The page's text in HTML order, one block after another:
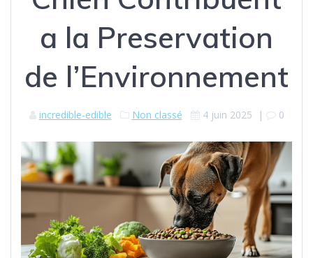
a la Preservation
de l’Environnement
incredible-edible Non classé 4 juin 2025 | 0